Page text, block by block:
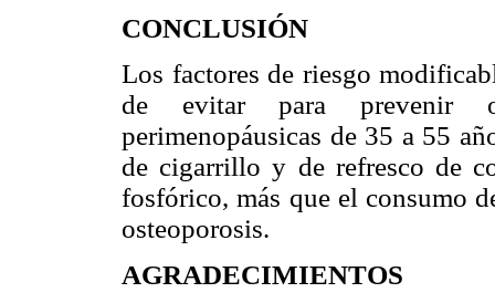
CONCLUSIÓN
Los factores de riesgo
de evitar para prevenir
perimenopáusicas de 35 a 55
de cigarrillo y de refresco de
fosfórico, más que el consumo
osteoporosis.
AGRADECIMIENTOS